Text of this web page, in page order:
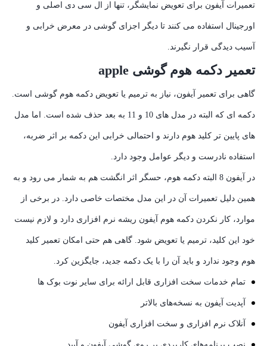
تعمیرات آیفون برای تعویض نمایشگر، تنها از ال سی دی اصلی و
اورجینال استفاده می کنند تا دیگر اجزای گوشی در معرض خرابی و
آسیب دیدگی قرار نگیرند.
تعمیر دکمه هوم گوشی apple
گاهی برای تعمیر آیفون، نیاز به ترمیم یا تعویض دکمه هوم گوشی است.
دکمه ای که البته در مدل های 10 و 11 به بعد حذف شده است. اما مدل
های پایین تر کلید هوم دارند و احتمالی خرابی این دکمه بر اثر ضربه،
استفاده نادرست و دیگر عوامل وجود دارد.
در آیفون 8 البته دکمه هوم، حسگر اثر انگشت هم به شمار می رود و به
همین دلیل تعمیرات آن در این مدل مختصات خاصی دارد. در برخی از
موارد، کار نکردن دکمه هوم آیفون ریشه نرم افزاری دارد و لازم نیست
خود این کلید، ترمیم یا تعویض شود. گاهی هم حتی امکان تعمیر کلید
هوم وجود ندارد و باید آن را با یک دکمه جدید، جایگزین کرد.
تمام خدمات سخت افزاری قابل ارائه برای سایر نوت بوک ها
آپدیت آیفون به نسخه‌های بالاتر
آنلاک نرم افزاری و سخت افزاری آیفون